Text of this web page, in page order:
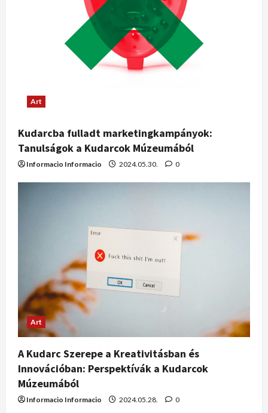
Art
Kudarcba fulladt marketingkampányok:
Tanulságok a Kudarcok Múzeumából
Informacio Informacio 2024.05.30. 0
Art
A Kudarc Szerepe a Kreativitásban és
Innovációban: Perspektívák a Kudarcok
Múzeumából
Informacio Informacio 2024.05.28. 0